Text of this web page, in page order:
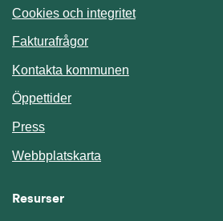
Cookies och integritet
Fakturafrågor
Kontakta kommunen
Öppettider
Press
Webbplatskarta
Resurser